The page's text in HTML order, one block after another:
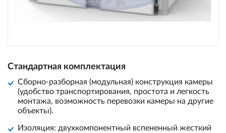
Стандартная комплектация
Сборно-разборная (модульная) конструкция камеры
(удобство транспортирования, простота и легкость
монтажа, возможность перевозки камеры на другие
объекты).
Изоляция: двухкомпонентный вспененный жесткий